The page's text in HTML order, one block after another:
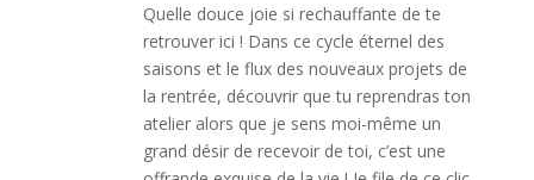
Quelle douce joie si rechauffante de te
retrouver ici ! Dans ce cycle éternel des
saisons et le flux des nouveaux projets de
la rentrée, découvrir que tu reprendras ton
atelier alors que je sens moi-même un
grand désir de recevoir de toi, c’est une